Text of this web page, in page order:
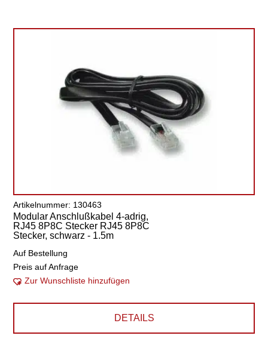
Artikelnummer: 130463
Modular Anschlußkabel 4-adrig,
RJ45 8P8C Stecker RJ45 8P8C
Stecker, schwarz - 1.5m
Auf Bestellung
Preis auf Anfrage
Zur Wunschliste hinzufügen
DETAILS